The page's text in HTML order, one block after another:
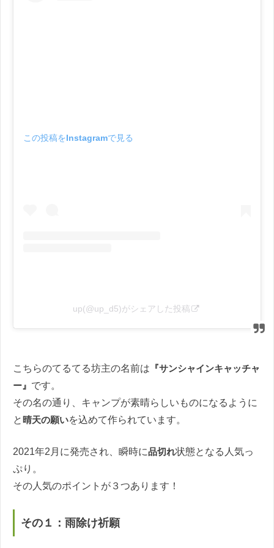
この投稿をInstagramで見る
up(@up_d5)がシェアした投稿
こちらのてるてる坊主の名前は 『サンシャインキャッチャ
ー』 です。
その名の通り、キャンプが素晴らしいものになるように
と 晴天の願いを込めて作られています。
2021年2月に発売され、瞬時に品切れ状態となる人気っ
ぷり。
その人気のポイントが３つあります！
その１：雨除け祈願